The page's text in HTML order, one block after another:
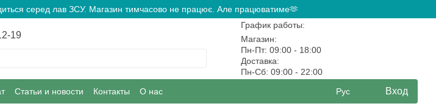
серед лав ЗСУ. Магазин тимчасово не працює. Але працюватиме🫶
19
График работы:
Магазин:
Пн-Пт: 09:00 - 18:00
Доставка:
Пн-Сб: 09:00 - 22:00
Статьи и новости Контакты О нас Рус Вход